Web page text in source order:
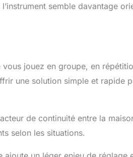
semble davantage
jouez en groupe, en
une solution simple et rapide
de continuité entre la
selon les situations.